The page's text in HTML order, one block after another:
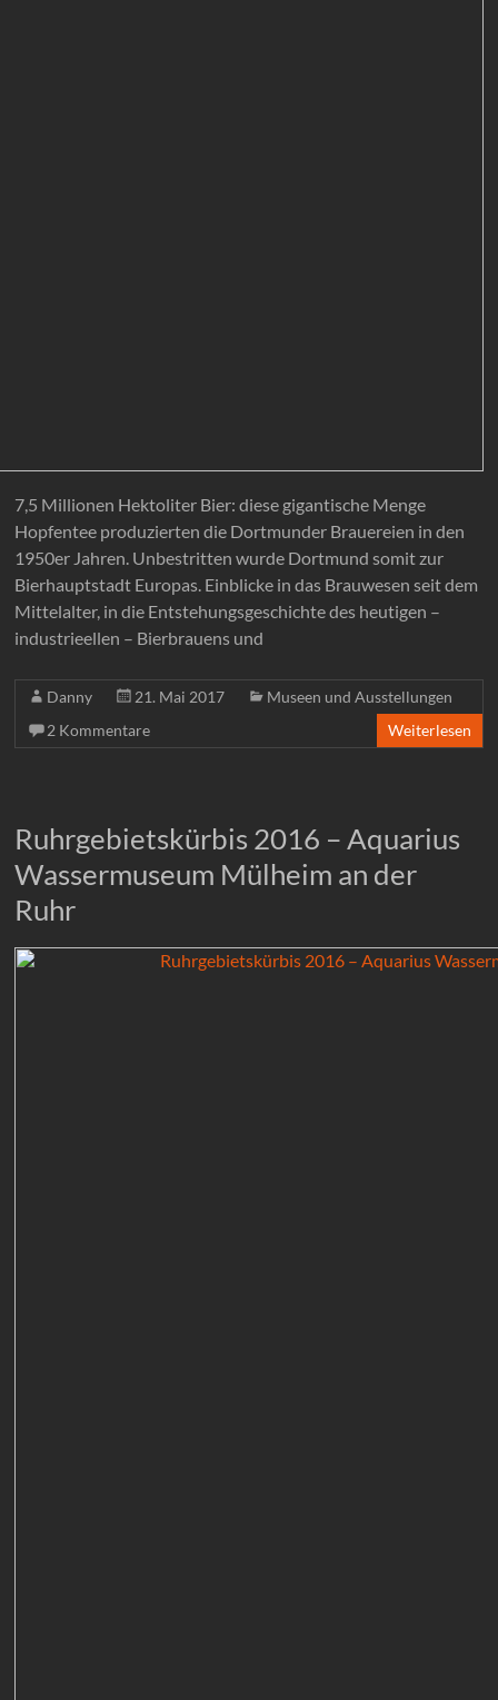
7,5 Millionen Hektoliter Bier: diese gigantische Menge
Hopfentee produzierten die Dortmunder Brauereien in den
1950er Jahren. Unbestritten wurde Dortmund somit zur
Bierhauptstadt Europas. Einblicke in das Brauwesen seit dem
Mittelalter, in die Entstehungsgeschichte des heutigen –
industrieellen – Bierbrauens und
Danny 21. Mai 2017
Museen und Ausstellungen
2 Kommentare
Weiterlesen
Ruhrgebietskürbis 2016 – Aquarius
Wassermuseum Mülheim an der
Ruhr